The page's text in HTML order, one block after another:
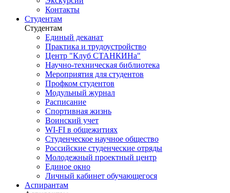
Контакты
Студентам
Студентам
Единый деканат
Практика и трудоустройство
Центр "Клуб СТАНКИНа"
Научно-техническая библиотека
Мероприятия для студентов
Профком студентов
Модульный журнал
Расписание
Спортивная жизнь
Воинский учет
WI-FI в общежитиях
Студенческое научное общество
Российские студенческие отряды
Молодежный проектный центр
Единое окно
Личный кабинет обучающегося
Аспирантам